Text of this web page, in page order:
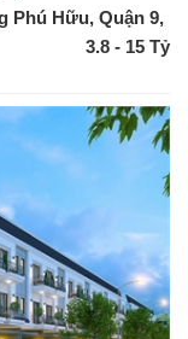
Phú Hữu, Quận 9,
3.8 - 15 Tỷ